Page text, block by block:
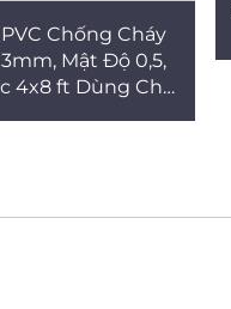
Chống Cháy
Mật Độ 0,5,
4x8 ft Dùng Cho